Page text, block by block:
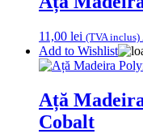
11,00 lei (TVA inclus)
Add to Wishlist
Ață
Cobalt